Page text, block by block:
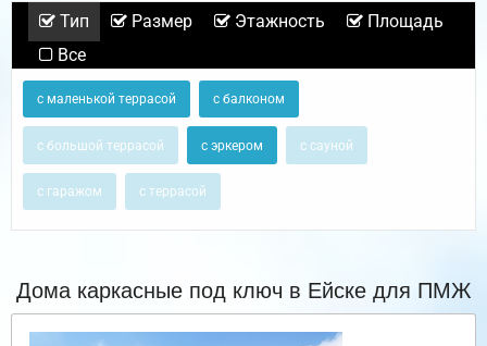
Тип Размер Этажность
Площадь
Все
с маленькой террасой с балконом
с большой террасой с эркером с сауной
с гаражом с террасой
Дома каркасные под ключ в Ейске для ПМЖ